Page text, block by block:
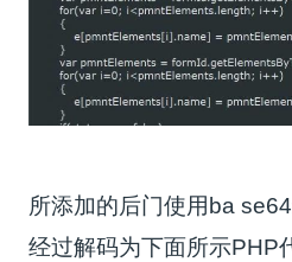
所添加的后门使用ba
经过解码为下面所示PHP